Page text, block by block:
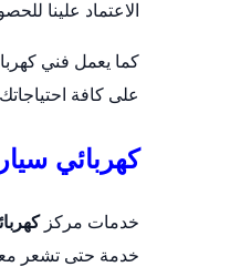
الاعتماد علينا
كما يعمل فني
على كافة
كهربائي
خدمات مركز
خدمة حتى تشعر